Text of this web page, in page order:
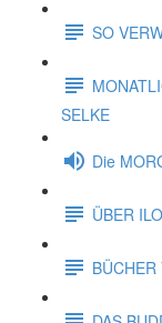
SO
SELKE
Die
ÜBER
BÜCHER